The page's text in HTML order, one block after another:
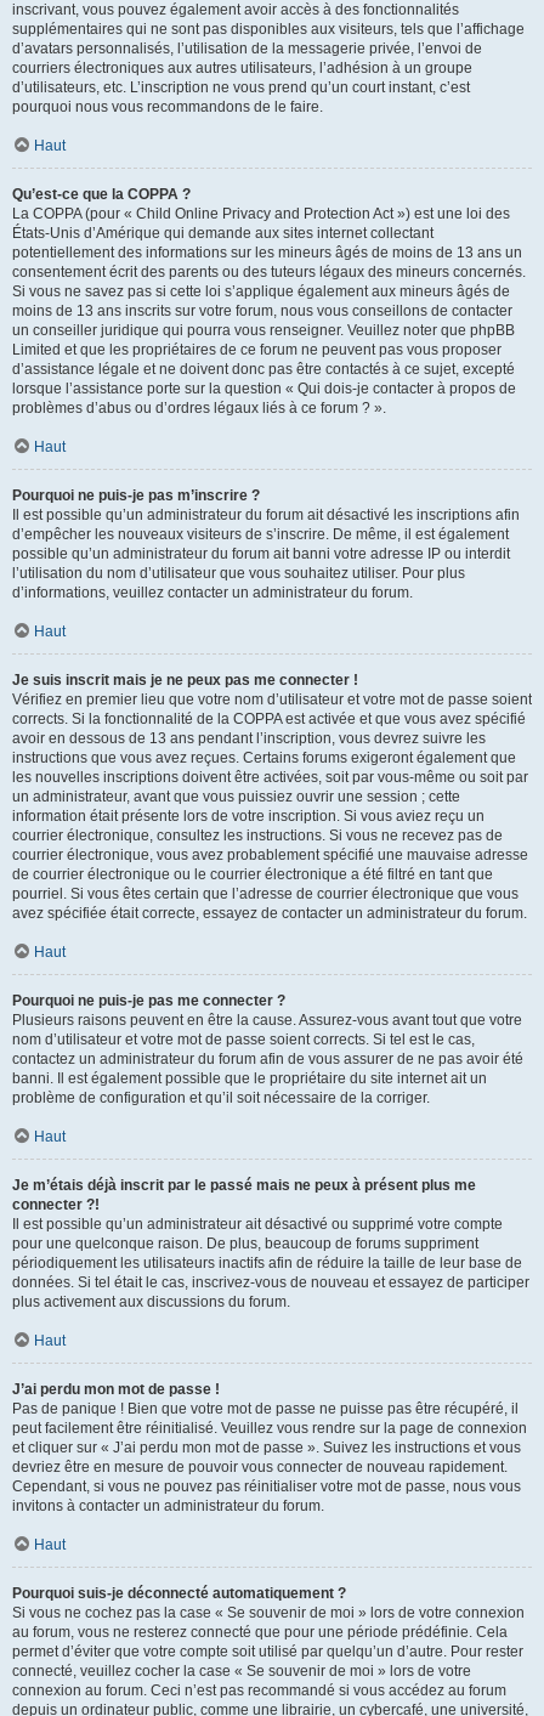
inscrivant, vous pouvez également avoir accès à des fonctionnalités
supplémentaires qui ne sont pas disponibles aux visiteurs, tels que l’affichage
d’avatars personnalisés, l’utilisation de la messagerie privée, l’envoi de
courriers électroniques aux autres utilisateurs, l’adhésion à un groupe
d’utilisateurs, etc. L’inscription ne vous prend qu’un court instant, c’est
pourquoi nous vous recommandons de le faire.
Haut
Qu’est-ce que la COPPA ?
La COPPA (pour « Child Online Privacy and Protection Act ») est une loi des
États-Unis d’Amérique qui demande aux sites internet collectant
potentiellement des informations sur les mineurs âgés de moins de 13 ans un
consentement écrit des parents ou des tuteurs légaux des mineurs concernés.
Si vous ne savez pas si cette loi s’applique également aux mineurs âgés de
moins de 13 ans inscrits sur votre forum, nous vous conseillons de contacter
un conseiller juridique qui pourra vous renseigner. Veuillez noter que phpBB
Limited et que les propriétaires de ce forum ne peuvent pas vous proposer
d’assistance légale et ne doivent donc pas être contactés à ce sujet, excepté
lorsque l’assistance porte sur la question « Qui dois-je contacter à propos de
problèmes d’abus ou d’ordres légaux liés à ce forum ? ».
Haut
Pourquoi ne puis-je pas m’inscrire ?
Il est possible qu’un administrateur du forum ait désactivé les inscriptions afin
d’empêcher les nouveaux visiteurs de s’inscrire. De même, il est également
possible qu’un administrateur du forum ait banni votre adresse IP ou interdit
l’utilisation du nom d’utilisateur que vous souhaitez utiliser. Pour plus
d’informations, veuillez contacter un administrateur du forum.
Haut
Je suis inscrit mais je ne peux pas me connecter !
Vérifiez en premier lieu que votre nom d’utilisateur et votre mot de passe soient
corrects. Si la fonctionnalité de la COPPA est activée et que vous avez spécifié
avoir en dessous de 13 ans pendant l’inscription, vous devrez suivre les
instructions que vous avez reçues. Certains forums exigeront également que
les nouvelles inscriptions doivent être activées, soit par vous-même ou soit par
un administrateur, avant que vous puissiez ouvrir une session ; cette
information était présente lors de votre inscription. Si vous aviez reçu un
courrier électronique, consultez les instructions. Si vous ne recevez pas de
courrier électronique, vous avez probablement spécifié une mauvaise adresse
de courrier électronique ou le courrier électronique a été filtré en tant que
pourriel. Si vous êtes certain que l’adresse de courrier électronique que vous
avez spécifiée était correcte, essayez de contacter un administrateur du forum.
Haut
Pourquoi ne puis-je pas me connecter ?
Plusieurs raisons peuvent en être la cause. Assurez-vous avant tout que votre
nom d’utilisateur et votre mot de passe soient corrects. Si tel est le cas,
contactez un administrateur du forum afin de vous assurer de ne pas avoir été
banni. Il est également possible que le propriétaire du site internet ait un
problème de configuration et qu’il soit nécessaire de la corriger.
Haut
Je m’étais déjà inscrit par le passé mais ne peux à présent plus me
connecter ?!
Il est possible qu’un administrateur ait désactivé ou supprimé votre compte
pour une quelconque raison. De plus, beaucoup de forums suppriment
périodiquement les utilisateurs inactifs afin de réduire la taille de leur base de
données. Si tel était le cas, inscrivez-vous de nouveau et essayez de participer
plus activement aux discussions du forum.
Haut
J’ai perdu mon mot de passe !
Pas de panique ! Bien que votre mot de passe ne puisse pas être récupéré, il
peut facilement être réinitialisé. Veuillez vous rendre sur la page de connexion
et cliquer sur « J’ai perdu mon mot de passe ». Suivez les instructions et vous
devriez être en mesure de pouvoir vous connecter de nouveau rapidement.
Cependant, si vous ne pouvez pas réinitialiser votre mot de passe, nous vous
invitons à contacter un administrateur du forum.
Haut
Pourquoi suis-je déconnecté automatiquement ?
Si vous ne cochez pas la case « Se souvenir de moi » lors de votre connexion
au forum, vous ne resterez connecté que pour une période prédéfinie. Cela
permet d’éviter que votre compte soit utilisé par quelqu’un d’autre. Pour rester
connecté, veuillez cocher la case « Se souvenir de moi » lors de votre
connexion au forum. Ceci n’est pas recommandé si vous accédez au forum
depuis un ordinateur public, comme une librairie, un cybercafé, une université,